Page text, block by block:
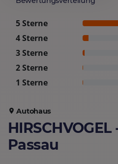
5 Sterne
4 Sterne
3 Sterne
2 Sterne
1 Sterne
Autohaus
Passau